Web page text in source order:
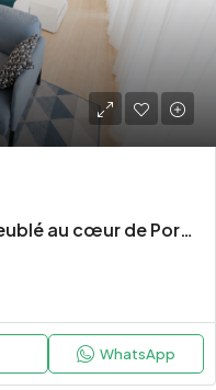
Charmant studio de 30 m² meublé au cœur de Porrentruy
WhatsApp